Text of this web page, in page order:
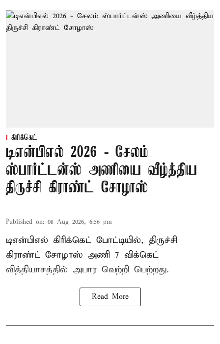
கிரிக்கெட்
டிஎன்பிஎல் 2026 - சேலம்
ஸ்பார்ட்டன்ஸ் அணியை வீழ்த்திய
திருச்சி கிராண்ட் சோழாஸ்
Published on: 08 Aug 2026, 6:56 pm
டிஎன்பிஎல் கிரிக்கெட் போட்டியில், திருச்சி
கிராண்ட் சோழாஸ் அணி 7 விக்கெட்
வித்தியாசத்தில் அபார வெற்றி பெற்றது.
Read More